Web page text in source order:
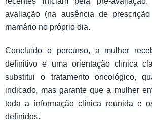
avaliação (na ausência de
mamário no próprio dia.
Concluído o percurso, a mulher
definitivo e uma orientação clínica
substitui o tratamento oncológico,
indicado, mas garante que a mulher
toda a informação clínica reunida e
definidos.